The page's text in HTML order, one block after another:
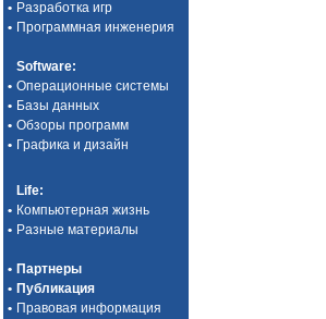
• Разработка игр
• Программная инженерия
Software:
• Операционные системы
• Базы данных
• Обзоры программ
• Графика и дизайн
Life:
• Компьютерная жизнь
• Разные материалы
• Партнеры
• Публикация
• Правовая информация